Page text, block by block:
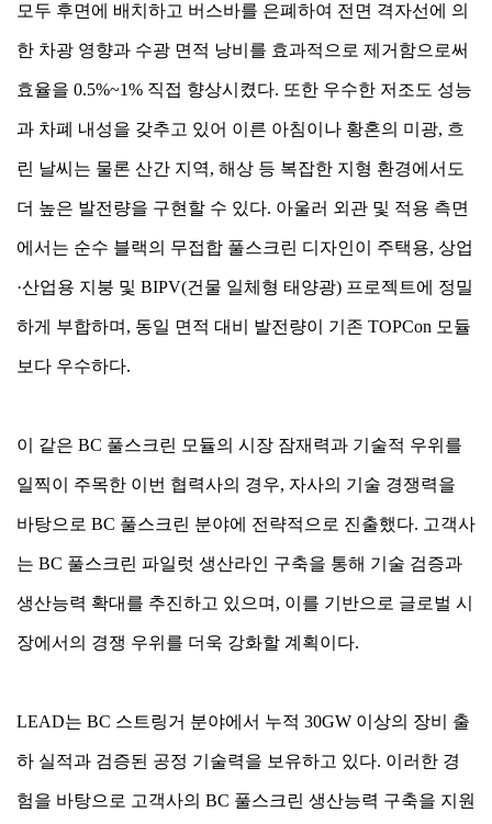
모두 후면에 배치하고 버스바를 은폐하여 전면 격자선에 의
한 차광 영향과 수광 면적 낭비를 효과적으로 제거함으로써
효율을 0.5%~1% 직접 향상시켰다. 또한 우수한 저조도 성능
과 차폐 내성을 갖추고 있어 이른 아침이나 황혼의 미광, 흐
린 날씨는 물론 산간 지역, 해상 등 복잡한 지형 환경에서도
더 높은 발전량을 구현할 수 있다. 아울러 외관 및 적용 측면
에서는 순수 블랙의 무접합 풀스크린 디자인이 주택용, 상업
·산업용 지붕 및 BIPV(건물 일체형 태양광) 프로젝트에 정밀
하게 부합하며, 동일 면적 대비 발전량이 기존 TOPCon 모듈
보다 우수하다.
이 같은 BC 풀스크린 모듈의 시장 잠재력과 기술적 우위를
일찍이 주목한 이번 협력사의 경우, 자사의 기술 경쟁력을
바탕으로 BC 풀스크린 분야에 전략적으로 진출했다. 고객사
는 BC 풀스크린 파일럿 생산라인 구축을 통해 기술 검증과
생산능력 확대를 추진하고 있으며, 이를 기반으로 글로벌 시
장에서의 경쟁 우위를 더욱 강화할 계획이다.
LEAD는 BC 스트링거 분야에서 누적 30GW 이상의 장비 출
하 실적과 검증된 공정 기술력을 보유하고 있다. 이러한 경
험을 바탕으로 고객사의 BC 풀스크린 생산능력 구축을 지원